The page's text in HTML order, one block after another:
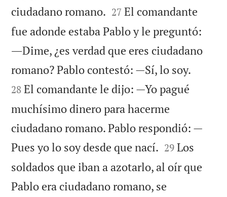
ciudadano romano. 

27 El comandante
fue adonde estaba Pablo y le preguntó:
―Dime, ¿es verdad que eres ciudadano
romano? Pablo contestó: —Sí, lo soy.
28 El comandante le dijo: —Yo pagué
muchísimo dinero para hacerme
ciudadano romano. Pablo respondió: —
Pues yo lo soy desde que nací. 

29 Los
soldados que iban a azotarlo, al oír que
Pablo era ciudadano romano, se